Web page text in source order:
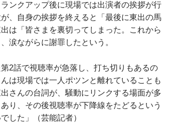
ンクアップ後に現場では出演者の挨拶が行
、自身の挨拶を終えると「最後に東出の馬
は「皆さまを裏切ってしまった。これから
涙ながらに謝罪したという。
2話で視聴率が急落し、打ち切りもあるの
は現場では一人ポツンと離れていることも
さんの台詞が、騒動にリンクする場面が多
り、その後視聴率が下降線をたどるという
した」（芸能記者）